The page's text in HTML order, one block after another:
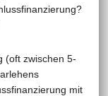
(oft zwischen 5-
mit